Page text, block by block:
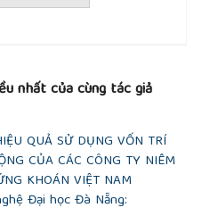
nhất của cùng tác giả
QUẢ SỬ DỤNG VỐN TRÍ
CỦA CÁC CÔNG TY NIÊM
KHOÁN VIỆT NAM
Đại học Đà Nẵng: